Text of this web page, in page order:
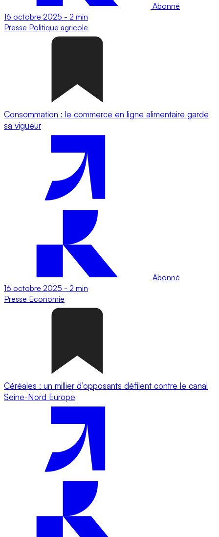
Abonné
16 octobre 2025 - 2 min
Presse Politique agricole
Consommation : le commerce en ligne alimentaire garde
sa vigueur
Abonné
16 octobre 2025 - 2 min
Presse Economie
Céréales : un millier d’opposants défilent contre le canal
Seine-Nord Europe